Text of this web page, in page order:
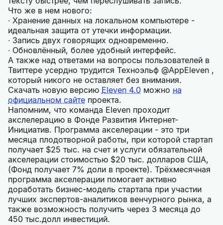
Что же в нем нового:
∙ Хранение данных на локальном компьютере -
идеальная защита от утечки информации.
∙ Запись двух говорящих одновременно.
∙ Обновлённый, более удобный интерфейс.
А также над ответами на вопросы пользователей в
Твиттере усердно трудится Техноэльф @AppEleven ,
который никого не оставляет без внимания.
Скачать новую версию Eleven 4.0 можно на
официальном сайте проекта.
Напомним, что команда Eleven проходит
акслелерацию в Фонде Развития Интернет-
Инициатив. Программа акселерации - это три
месяца плодотворной работы, при которой стартап
получает $25 тыс. на счет и услуги обязательной
акселерации стоимостью $20 тыс. долларов США,
(Фонд получает 7% доли в проекте). Трёхмесячная
программа акселерации помогает активно
доработать бизнес-модель стартапа при участии
лучших экспертов-аналитиков венчурного рынка, а
также возможность получить через 3 месяца до
450 тыс.долл инвестиций.